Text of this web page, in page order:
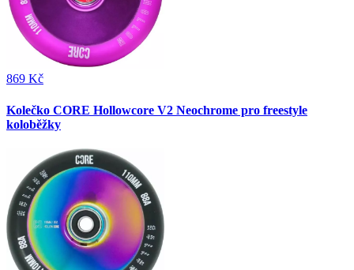
869 Kč
Kolečko CORE Hollowcore V2 Neochrome pro freestyle
koloběžky